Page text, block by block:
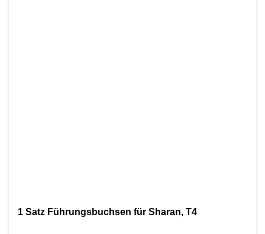
1 Satz Führungsbuchsen für Sharan, T4